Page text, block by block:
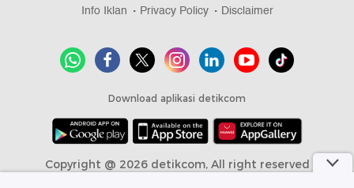
Info Iklan
Privacy Policy Disclaimer
Download aplikasi detikcom
Copyright @ 2026 detikcom, All right reserved